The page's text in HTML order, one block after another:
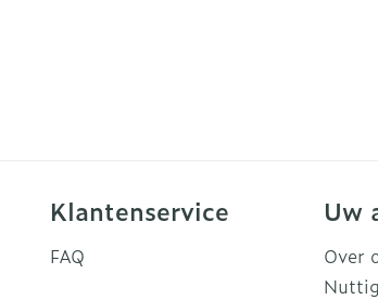
Klantenservice
FAQ
Uw
Over